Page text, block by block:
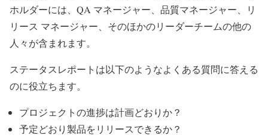
ホルダーには、QA マネージャー、品質マネージャー、リ
リース マネージャー、そのほかのリーダーチームの他の
人々が含まれます。
ステータスレポートは以下のようなよくある質問に答える
のに役立ちます。
プロジェクトの進捗は計画どおりか？
予定どおり製品をリリースできるか？